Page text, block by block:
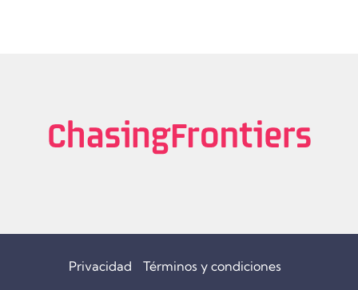
Privacidad Términos y condiciones